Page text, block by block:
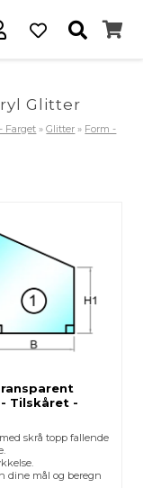
Glitter
Farget »Glitter » Form -
Tilskåret -
skrå topp fallende
dine mål og beregn